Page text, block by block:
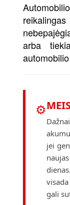
arba
⚙
jei
gali